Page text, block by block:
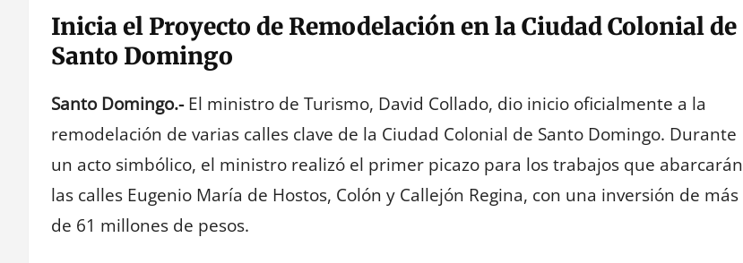
Inicia el Proyecto de Remodelación en la Ciudad Colonial de
Santo Domingo
Santo Domingo.-El ministro de Turismo, David Collado, dio inicio oficialmente a la
remodelación de varias calles clave de la Ciudad Colonial de Santo Domingo. Durante
un acto simbólico, el ministro realizó el primer picazo para los trabajos que abarcarán
las calles Eugenio María de Hostos, Colón y Callejón Regina, con una inversión de más
de 61 millones de pesos.